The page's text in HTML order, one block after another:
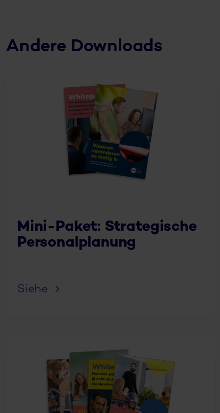
Andere Downloads
Mini-Paket: Strategische
Personalplanung
Siehe